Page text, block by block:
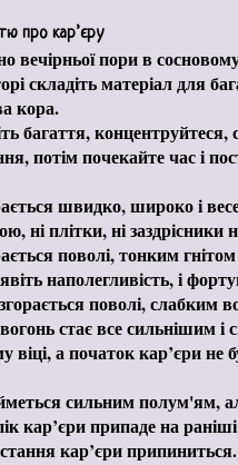
про кар’єру
вечірньої пори в
складіть матеріал для
кора.
багаття,
потім почекайте час і
швидко, широко і
ні плітки, ні
поволі, тонким
наполегливість, і
поволі, слабким
стає все сильнішим і
віці, а початок кар’єри
сильним полум'ям,
кар’єри припаде на
кар’єри припиниться.